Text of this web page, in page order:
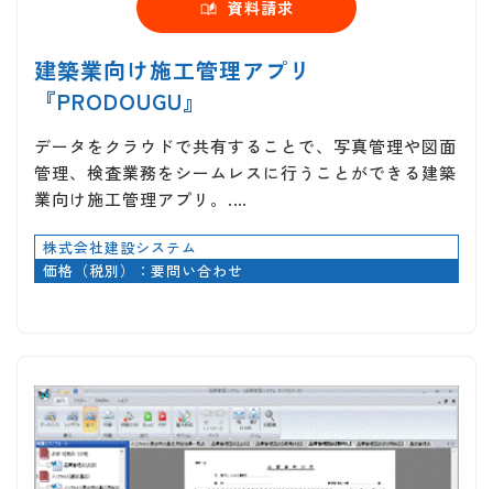
資料請求
建築業向け施工管理アプリ
『PRODOUGU』
データをクラウドで共有することで、写真管理や図面
管理、検査業務をシームレスに行うことができる建築
業向け施工管理アプリ。.…
株式会社建設システム
価格（税別）：要問い合わせ